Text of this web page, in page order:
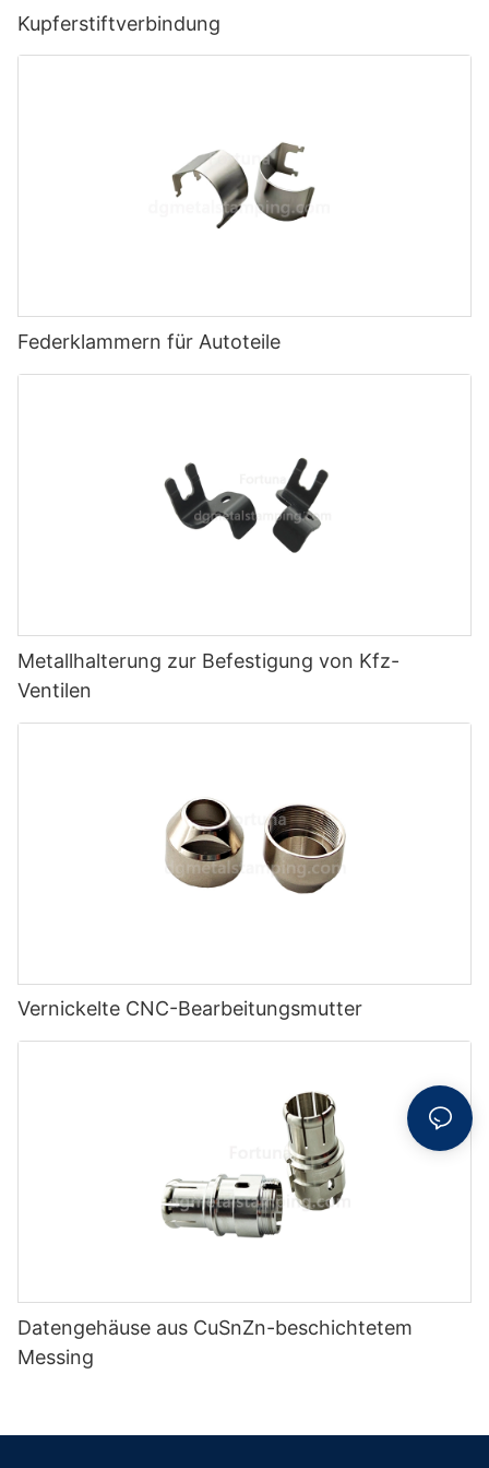
Kupferstiftverbindung
Federklammern für Autoteile
Metallhalterung zur Befestigung von Kfz-
Ventilen
Vernickelte CNC-Bearbeitungsmutter
Datengehäuse aus CuSnZn-beschichtetem
Messing